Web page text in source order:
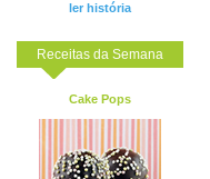
ler história
Receitas da Semana
Cake Pops